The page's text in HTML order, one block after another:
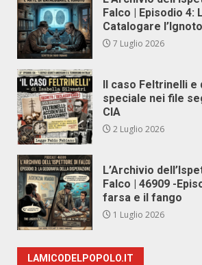
Falco | Episodio 4:
Catalogare l’Ignoto
7 Luglio 2026
Il caso Feltrinelli e
speciale nei file
CIA
2 Luglio 2026
L’Archivio
Falco | 46909 -
farsa e il fango
1 Luglio 2026
LAMICODELPOPOLO.IT